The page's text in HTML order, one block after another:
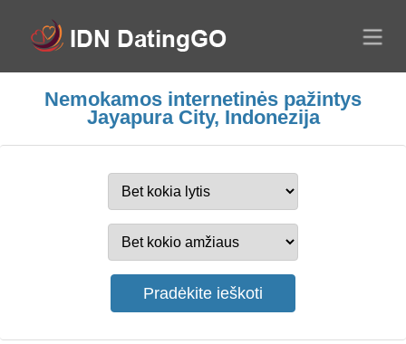
Nemokamos internetinės pažintys
Jayapura City, Indonezija